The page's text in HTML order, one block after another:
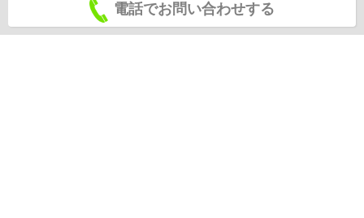
電話でお問い合わせする